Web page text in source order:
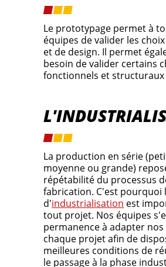
Le prototypage permet à
équipes de valider les
et de design. Il permet
besoin de valider certains
fonctionnels et
La production en série
moyenne ou grande)
répétabilité du processus
fabrication. C'est pourquoi
d'industrialisation est
tout projet. Nos équipes
permanence à adapter
chaque projet afin de
meilleures conditions de
le passage à la phase